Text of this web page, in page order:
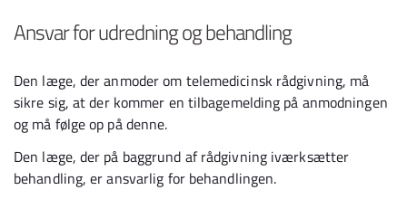
Ansvar for udredning og behandling
Den læge, der anmoder om telemedicinsk rådgivning, må
sikre sig, at der kommer en tilbagemelding på anmodningen
og må følge op på denne.
Den læge, der på baggrund af rådgivning iværksætter
behandling, er ansvarlig for behandlingen.